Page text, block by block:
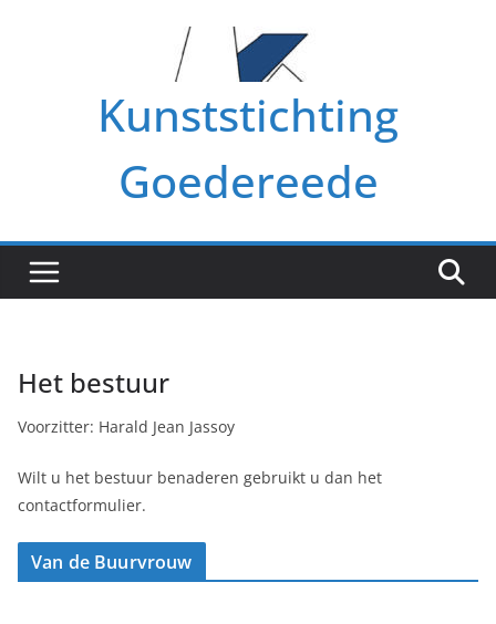
Kunststichting
Goedereede
Het bestuur
Voorzitter: Harald Jean Jassoy
Wilt u het bestuur benaderen gebruikt u dan het
contactformulier.
Van de Buurvrouw